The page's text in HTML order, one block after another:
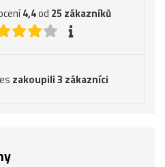
4,4od 25 zákazníků
zakoupili 3 zákazníci